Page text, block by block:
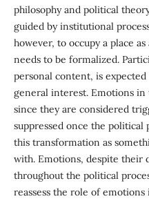
philosophy and political
guided by institutional
however, to occupy a place
needs to be formalized.
personal content, is
general interest. Emotions in
since they are considered
suppressed once the political
this transformation as
with. Emotions, despite their
throughout the political
reassess the role of